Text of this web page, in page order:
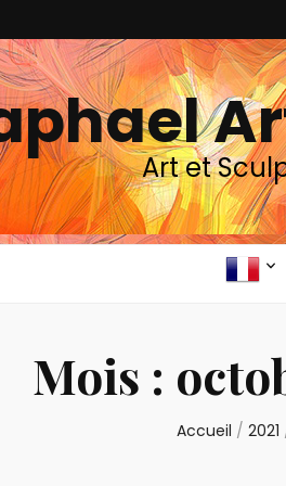
Art et
Mois :
Accueil / 2021